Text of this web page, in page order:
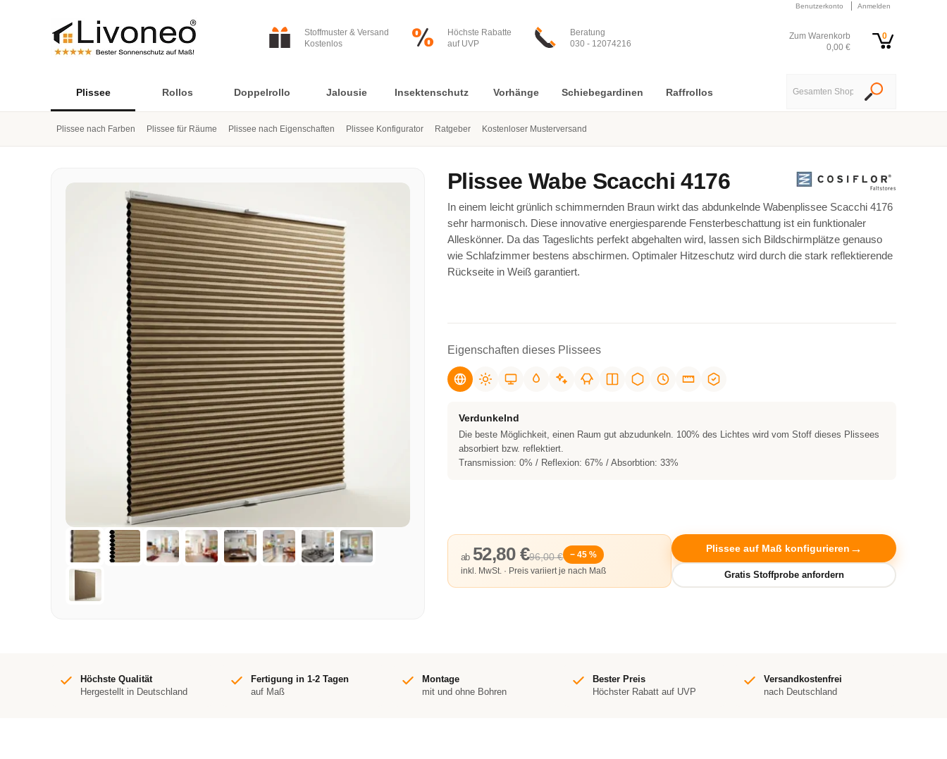
Benutzerkonto Anmelden
Stoffmuster & Versand
Kostenlos
Höchste Rabatte
auf UVP
Beratung
030 - 12074216
Zum Warenkorb
0,00 €
0
Plissee
Plissee nach Farben Plissee für Räume Plissee nach Eigenschaften Plissee Konfigurator Ratgeber Kostenloser Musterversand
Rollos Doppelrollo Jalousie Insektenschutz Vorhänge Schiebegardinen Raffrollos
Plissee Wabe Scacchi 4176
In einem leicht grünlich schimmernden Braun wirkt das abdunkelnde Wabenplissee Scacchi 4176
sehr harmonisch. Diese innovative energiesparende Fensterbeschattung ist ein funktionaler
Alleskönner. Da das Tageslichts perfekt abgehalten wird, lassen sich Bildschirmplätze genauso
wie Schlafzimmer bestens abschirmen. Optimaler Hitzeschutz wird durch die stark reflektierende
Rückseite in Weiß garantiert.
Eigenschaften dieses Plissees
Verdunkelnd
Die beste Möglichkeit, einen Raum gut abzudunkeln. 100% des Lichtes wird vom Stoff dieses Plissees
absorbiert bzw. reflektiert.
Transmission: 0% / Reflexion: 67% / Absorbtion: 33%
96,00 €
ab 52,80 €
− 45 %
inkl. MwSt. · Preis variiert je nach Maß
Plissee auf Maß konfigurieren
Höchste Qualität
Hergestellt in Deutschland
Fertigung in 1-2 Tagen
auf Maß
Montage
mit und ohne Bohren
Bester Preis
Höchster Rabatt auf UVP
Versandkostenfrei
nach Deutschland